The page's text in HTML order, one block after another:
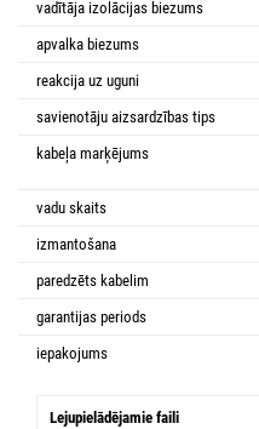
vadītāja izolācijas biezums
apvalka biezums
reakcija uz uguni
savienotāju aizsardzības tips
kabeļa marķējums
vadu skaits
izmantošana
paredzēts kabelim
garantijas periods
iepakojums
Lejupielādējamie faili